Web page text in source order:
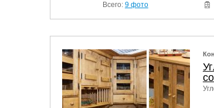
Всего: 9 фото